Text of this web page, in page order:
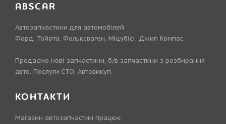
ABSCAR
Автозапчастини для автомобілей
Форд, Тойота, Фольксваген, Міцубісі, Джип Компас
Продаємо нові запчастини, б/в запчастини з розбирання
авто. Послуги СТО. Автовикуп.
КОНТАКТИ
Магазин автозапчастин працює